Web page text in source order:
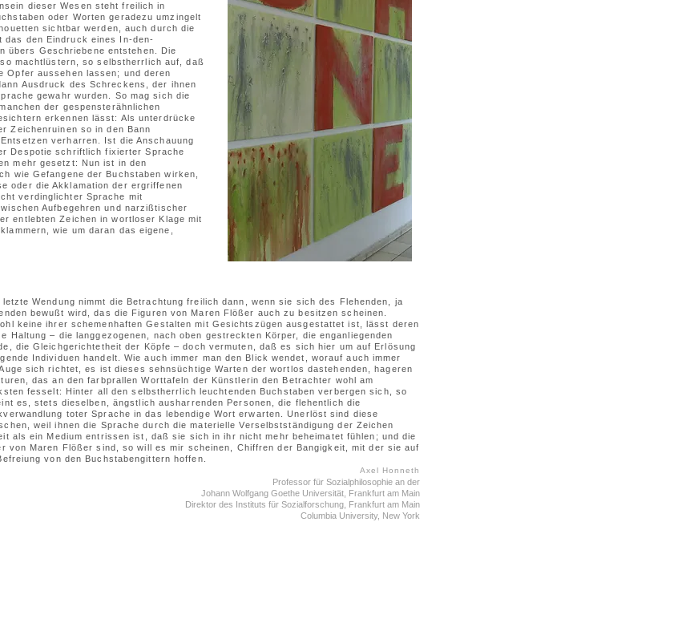
dieser Wesen steht freilich in
oder Worten geradezu umzingelt
sichtbar werden, auch durch die
das den Eindruck eines In-den-
übers Geschriebene entstehen. Die
machtlüstern, so selbstherrlich auf, daß
Opfer aussehen lassen; und deren
Ausdruck des Schreckens, der ihnen
gewahr wurden. So mag sich die
der gespensterähnlichen
erkennen lässt: Als unterdrücke
Zeichenruinen so in den Bann
verharren. Ist die Anschauung
Despotie schriftlich fixierter Sprache
mehr gesetzt: Nun ist in den
wie Gefangene der Buchstaben wirken,
oder die Akklamation der ergriffenen
verdinglichter Sprache mit
Aufbegehren und narzißtischer
entlebten Zeichen in wortloser Klage mit
wie um daran das eigene,
letzte Wendung nimmt die Betrachtung freilich dann, wenn sie sich des Flehenden, ja
bewußt wird, das die Figuren von Maren Flößer auch zu besitzen scheinen.
keine ihrer schemenhaften Gestalten mit Gesichtszügen ausgestattet ist, lässt deren
Haltung – die langgezogenen, nach oben gestreckten Körper, die enganliegenden
die Gleichgerichtetheit der Köpfe – doch vermuten, daß es sich hier um auf Erlösung
Individuen handelt. Wie auch immer man den Blick wendet, worauf auch immer
sich richtet, es ist dieses sehnsüchtige Warten der wortlos dastehenden, hageren
das an den farbprallen Worttafeln der Künstlerin den Betrachter wohl am
fesselt: Hinter all den selbstherrlich leuchtenden Buchstaben verbergen sich, so
es, stets dieselben, ängstlich ausharrenden Personen, die flehentlich die
toter Sprache in das lebendige Wort erwarten. Unerlöst sind diese
weil ihnen die Sprache durch die materielle Verselbstständigung der Zeichen
als ein Medium entrissen ist, daß sie sich in ihr nicht mehr beheimatet fühlen; und die
von Maren Flößer sind, so will es mir scheinen, Chiffren der Bangigkeit, mit der sie auf
von den Buchstabengittern hoffen.
Axel Honneth
Professor für Sozialphilosophie an der
Johann Wolfgang Goethe Universität, Frankfurt am Main
Direktor des Instituts für Sozialforschung, Frankfurt am Main
Columbia University, New York